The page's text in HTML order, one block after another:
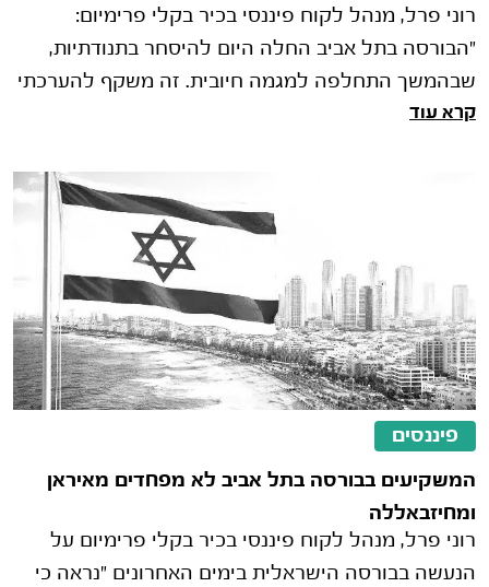
רוני פרל, מנהל לקוח פיננסי בכיר בקלי פרימיום:
"הבורסה בתל אביב החלה היום להיסחר בתנודתיות,
שבהמשך התחלפה למגמה חיובית. זה משקף להערכתי
ניהול סיכונים עמוק שעושים המשק�
קרא עוד
פיננסים
המשקיעים בבורסה בתל אביב לא מפחדים מאיראן
ומחיזבאללה
רוני פרל, מנהל לקוח פיננסי בכיר בקלי פרימיום על
הנעשה בבורסה הישראלית בימים האחרונים "נראה כי